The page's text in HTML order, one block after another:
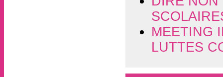
MEETING
LUTTES